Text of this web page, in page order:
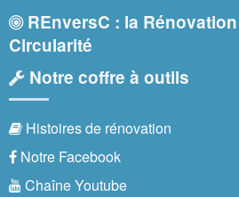
REnversC : la
Circularité
Notre coffre à outils
Histoires de rénovation
Notre Facebook
Chaîne Youtube